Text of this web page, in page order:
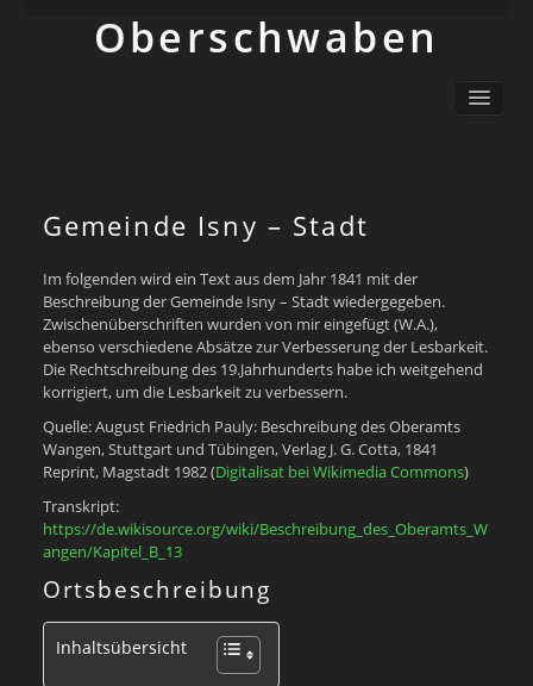
Ober­schwaben
Info
Gemeinde Isny – Stadt
Im folgenden wird ein Text aus dem Jahr 1841 mit der
Beschreibung der Gemeinde Isny – Stadt wiedergegeben.
Zwischenüberschriften wurden von mir eingefügt (W.A.),
ebenso verschiedene Absätze zur Verbesserung der Lesbarkeit.
Die Rechtschreibung des 19.Jahrhunderts habe ich weitgehend
korrigiert, um die Lesbarkeit zu verbessern.
Quelle: August Friedrich Pauly: Beschreibung des Oberamts
Wangen, Stuttgart und Tübingen, Verlag J. G. Cotta, 1841
Reprint, Magstadt 1982 (Digitalisat bei Wikimedia Commons)
Transkript:
https://de.wikisource.org/wiki/Beschreibung_des_Oberamts_W
angen/Kapitel_B_13
Ortsbeschreibung
Inhaltsübersicht